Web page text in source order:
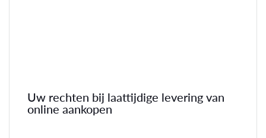
Uw rechten bij laattijdige levering van
online aankopen